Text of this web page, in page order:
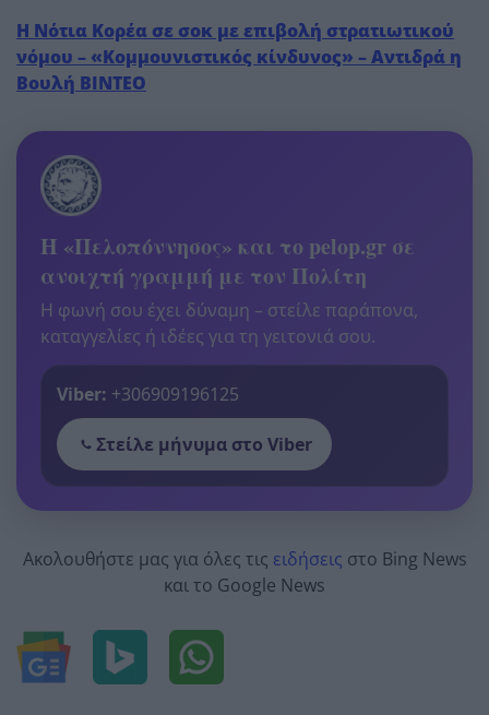
Η Νότια Κορέα σε σοκ με επιβολή στρατιωτικού
νόμου – «Κομμουνιστικός κίνδυνος» – Αντιδρά η
Βουλή ΒΙΝΤΕΟ
Η «Πελοπόννησος» και το pelop.gr σε
ανοιχτή γραμμή με τον Πολίτη
Η φωνή σου έχει δύναμη – στείλε παράπονα,
καταγγελίες ή ιδέες για τη γειτονιά σου.
Viber: +306909196125
Στείλε μήνυμα στο Viber
Ακολουθήστε μας για όλες τις ειδήσεις στο Bing News
και το Google News